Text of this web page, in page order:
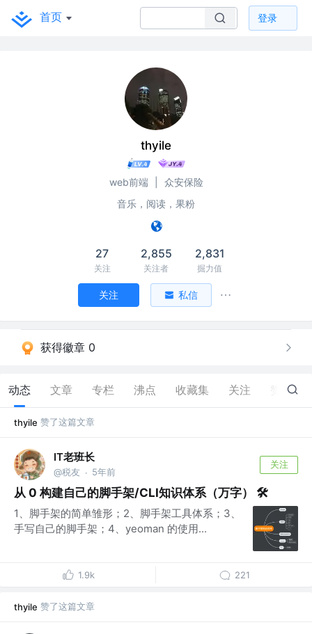
首页 登录
thyile
web前端
众安保险
音乐，阅读，果粉
27
关注
2,855
关注者
2,831
掘力值
关注 私信
获得徽章 0
动态 文章 专栏 沸点 收藏集 关注 214
thyile 赞了这篇文章
IT老班长
@税友 · 5年前
关注
从 0 构建自己的脚手架/CLI知识体系（万字） 🛠
1、脚手架的简单雏形；2、脚手架工具体系；3、
手写自己的脚手架；4、yeoman 的使用...
1.9k 221
thyile 赞了这篇文章